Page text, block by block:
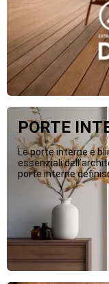
PORTE
Le porte interne e
essenziali
porte interne